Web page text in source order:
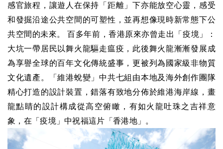
感官旅程，讓遊人在保持「距離」下亦能放空心靈，感受
和發掘沿途公共空間的可塑性，並再想像現時新常態下公
共空間的未來。 百多年前，香港原來亦曾走出「疫境」：
大坑一帶居民以舞火龍驅走瘟疫，此後舞火龍漸漸發展成
為享譽全球的百年文化傳統盛事，更被列為國家級非物質
文化遺產。「維港蛻變」中共七組由本地及海外創作團隊
精心打造的設計裝置，錯落有致地分佈於維港海岸線，畫
龍點睛的設計構成從高空俯瞰，有如火龍吐珠之吉祥意
象，在「疫境」中祝福這片「香港地」。